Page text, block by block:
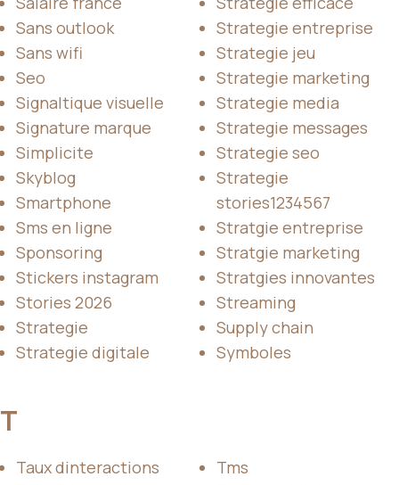
Sans outlook
Sans wifi
Seo
Signaltique visuelle
Signature marque
Simplicite
Skyblog
Smartphone
Sms en ligne
Sponsoring
Stickers instagram
Stories 2026
Strategie
Strategie digitale
Strategie entreprise
Strategie jeu
Strategie marketing
Strategie media
Strategie messages
Strategie seo
Strategie
stories1234567
Stratgie entreprise
Stratgie marketing
Stratgies innovantes
Streaming
Supply chain
Symboles
T
Taux dinteractions
Tms